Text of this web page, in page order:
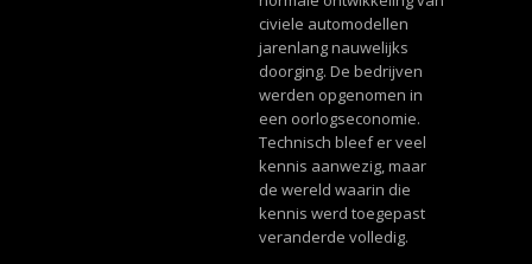
civiele automodellen
jarenlang nauwelijks
doorging. De bedrijven
werden opgenomen in
een oorlogseconomie.
Technisch bleef er veel
kennis aanwezig, maar
de wereld waarin die
kennis werd toegepast
veranderde volledig.